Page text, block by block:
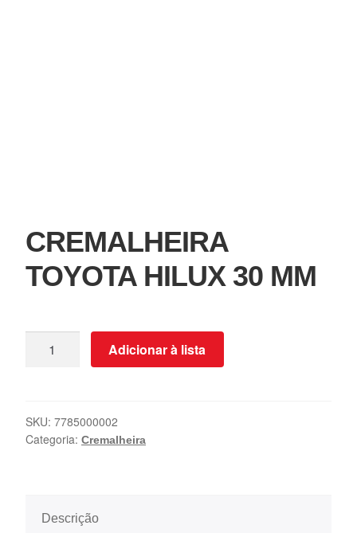
CREMALHEIRA
TOYOTA HILUX 30 MM
Adicionar à lista
SKU: 7785000002
Categoria: Cremalheira
Descrição